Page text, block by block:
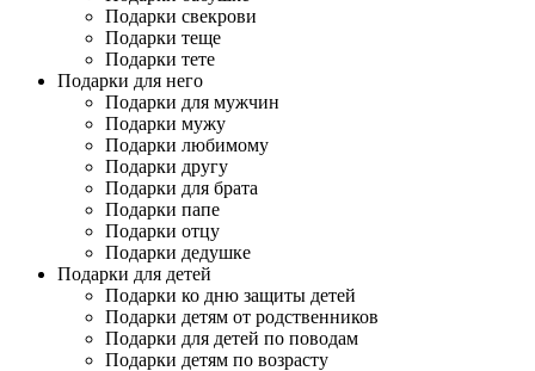
Подарки свекрови
Подарки теще
Подарки тете
Подарки для него
Подарки для мужчин
Подарки мужу
Подарки любимому
Подарки другу
Подарки для брата
Подарки папе
Подарки отцу
Подарки дедушке
Подарки для детей
Подарки ко дню защиты детей
Подарки детям от родственников
Подарки для детей по поводам
Подарки детям по возрасту